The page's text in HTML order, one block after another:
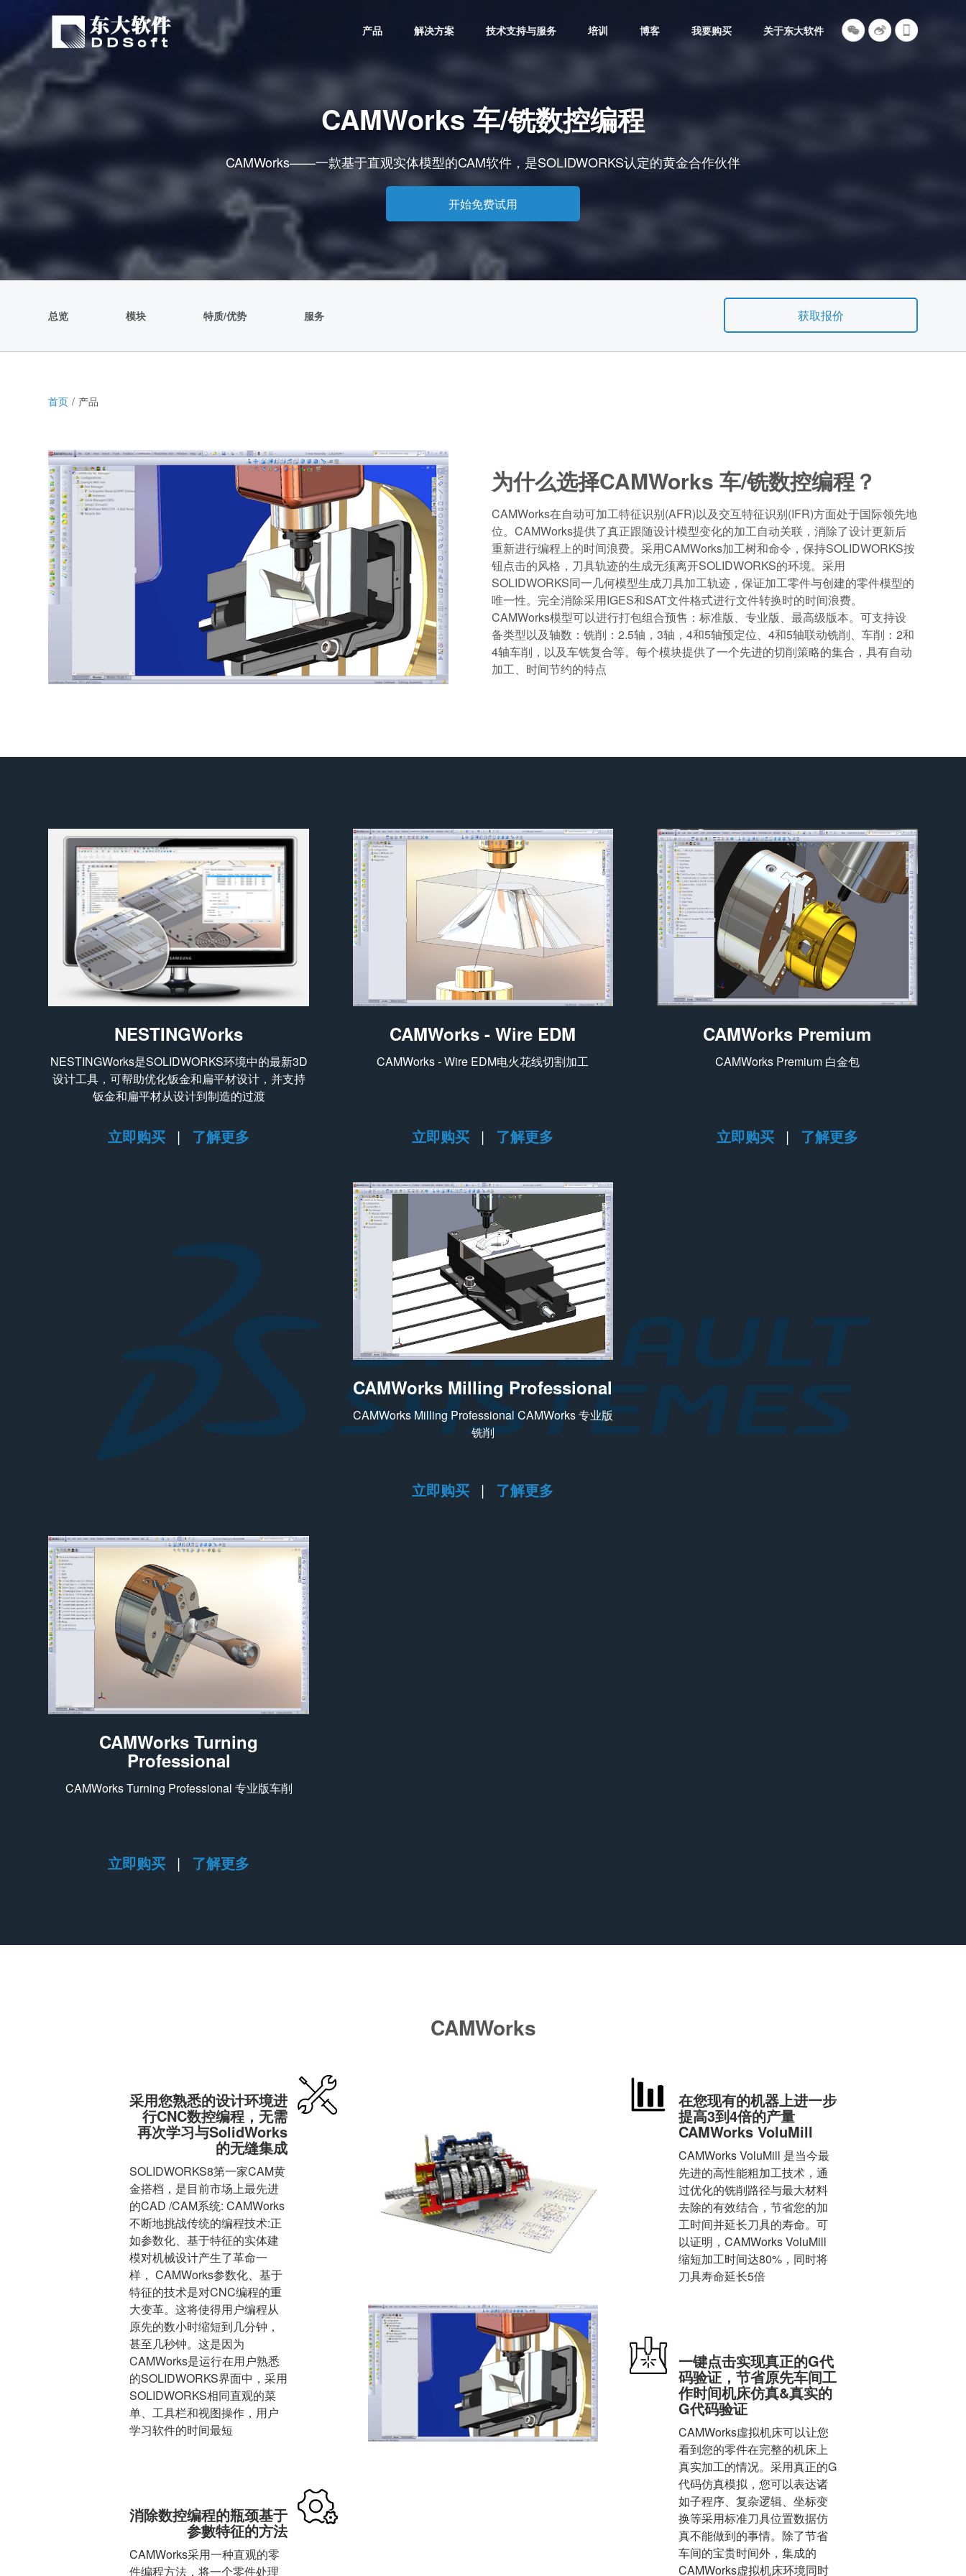
产品 解决方案 技术支持与服务 培训 博客 我要购买 关于东大软件
CAMWorks 车/铣数控编程
CAMWorks——一款基于直观实体模型的CAM软件，是SOLIDWORKS认定的黄金合作伙伴
开始免费试用
总览 模块 特质/优势 服务 获取报价
首页 产品
为什么选择CAMWorks 车/铣数控编程？
CAMWorks在自动可加工特征识别(AFR)以及交互特征识别(IFR)方面处于国际领先地
位。CAMWorks提供了真正跟随设计模型变化的加工自动关联，消除了设计更新后
重新进行编程上的时间浪费。采用CAMWorks加工树和命令，保持SOLIDWORKS按
钮点击的风格，刀具轨迹的生成无须离开SOLIDWORKS的环境。采用
SOLIDWORKS同一几何模型生成刀具加工轨迹，保证加工零件与创建的零件模型的
唯一性。完全消除采用IGES和SAT文件格式进行文件转换时的时间浪费。
CAMWorks模型可以进行打包组合预售：标准版、专业版、最高级版本。可支持设
备类型以及轴数：铣削：2.5轴，3轴，4和5轴预定位、4和5轴联动铣削、车削：2和
4轴车削，以及车铣复合等。每个模块提供了一个先进的切削策略的集合，具有自动
加工、时间节约的特点
NESTINGWorks
NESTINGWorks是SOLIDWORKS环境中的最新3D
设计工具，可帮助优化钣金和扁平材设计，并支持
钣金和扁平材从设计到制造的过渡
立即购买 | 了解更多
CAMWorks - Wire EDM
CAMWorks - Wire EDM电火花线切割加工
立即购买 | 了解更多
CAMWorks Premium
CAMWorks Premium 白金包
立即购买 | 了解更多
CAMWorks Milling Professional
CAMWorks Milling Professional CAMWorks 专业版
铣削
立即购买 | 了解更多
CAMWorks Turning
Professional
CAMWorks Turning Professional 专业版车削
立即购买 | 了解更多
CAMWorks
采用您熟悉的设计环境进
行CNC数控编程，无需
再次学习与SolidWorks
的无缝集成
SOLIDWORKS8第一家CAM黄
金搭档，是目前市场上最先进
的CAD /CAM系统: CAMWorks
不断地挑战传统的编程技术:正
如参数化、基于特征的实体建
模对机械设计产生了革命一
样， CAMWorks参数化、基于
特征的技术是对CNC编程的重
大变革。这将使得用户编程从
原先的数小时缩短到几分钟，
甚至几秒钟。这是因为
CAMWorks是运行在用户熟悉
的SOLIDWORKS界面中，采用
SOLIDWORKS相同直观的菜
单、工具栏和视图操作，用户
学习软件的时间最短
消除数控编程的瓶颈基于
参數特征的方法
CAMWorks采用一种直观的零
件编程方法，将一个零件处理
在您现有的机器上进一步
提高3到4倍的产量
CAMWorks VoluMill
CAMWorks VoluMill 是当今最
先进的高性能粗加工技术，通
过优化的铣削路径与最大材料
去除的有效结合，节省您的加
工时间并延长刀具的寿命。可
以证明，CAMWorks VoluMill
缩短加工时间达80%，同时将
刀具寿命延长5倍
一键点击实现真正的G代
码验证，节省原先车间工
作时间机床仿真&真实的
G代码验证
CAMWorks虛拟机床可以让您
看到您的零件在完整的机床上
真实加工的情况。采用真正的G
代码仿真模拟，您可以表达诸
如子程序、复杂逻辑、坐标变
换等采用标准刀具位置数据仿
真不能做到的事情。除了节省
车间的宝贵时间外，集成的
CAMWorks虚拟机床环境同时